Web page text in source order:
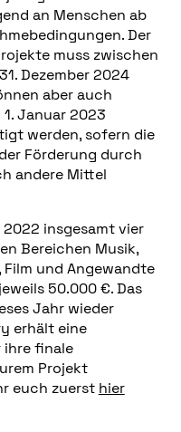
an Menschen ab
Der
muss zwischen
Dezember 2024
aber auch
Januar 2023
werden, sofern die
Förderung durch
andere Mittel
insgesamt vier
Bereichen Musik,
Film und Angewandte
50.000 €. Das
Jahr wieder
erhält eine
ihre finale
Projekt
euch zuerst hier